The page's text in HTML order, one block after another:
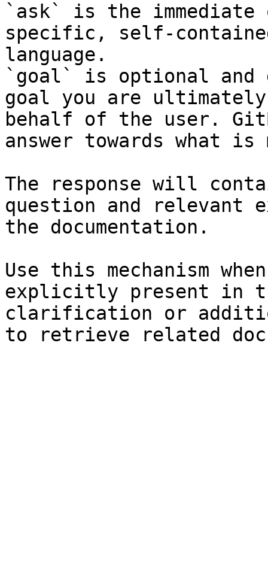
`ask` is the
specific, self-
language.
`goal` is optional and
goal you are
behalf of the user.
answer towards what
The response will
question and relevant
the documentation.
Use this mechanism
explicitly present in
clarification or